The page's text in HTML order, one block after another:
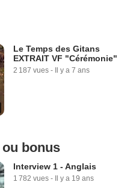
Le Temps des Gitans
EXTRAIT VF "Cérémonie"
2 187 vues - Il y a 7 ans
bonus
Interview 1 - Anglais
1 782 vues - Il y a 19 ans